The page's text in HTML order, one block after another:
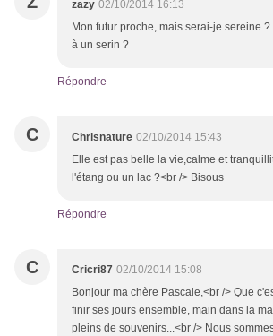
zazy 02/10/2014 16:13
Mon futur proche, mais serai-je sereine
à un serin ?
Répondre
C Chrisnature 02/10/2014 15:43
Elle est pas belle la vie,calme et
l'étang ou un lac ?<br /> Bisous
Répondre
C Cricri87 02/10/2014 15:08
Bonjour ma chère Pascale,<br /> Que
finir ses jours ensemble, main dans la
pleins de souvenirs...<br /> Nous